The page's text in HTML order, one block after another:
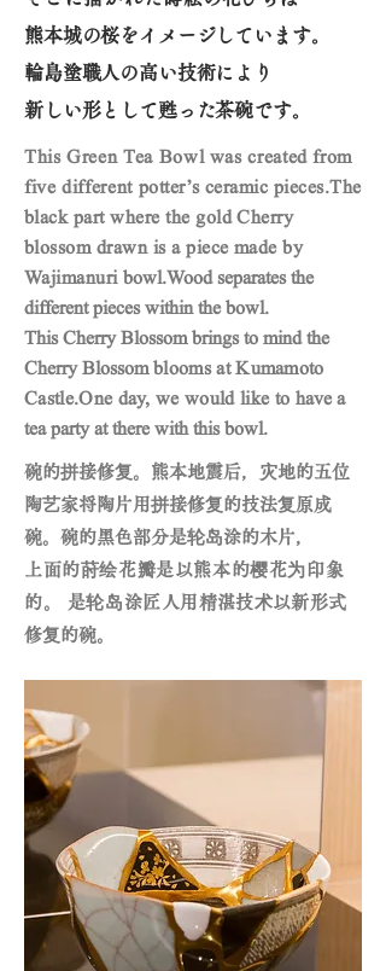
熊本城の桜をイメージしています。
輪島塗職人の高い技術により
新しい形として甦った茶碗です。
This Green Tea Bowl was created from
five different potter’s ceramic pieces.The
black part where the gold Cherry
blossom drawn is a piece made by
Wajimanuribowl.Wood separates the
different pieces within the bowl.
This Cherry Blossom brings to mind the
Cherry Blossom blooms at Kumamoto
Castle.One day, we would like to have a
tea party at there with this bowl.
碗的拼接修复。 熊本地震后， 灾地的五位
陶艺家将陶片用拼接修复的技法复原成
碗。碗的黑色部分是轮岛涂的木片，
上面的莳绘花瓣是以熊本的樱花为印象
的。 是轮岛涂匠人 用精湛技术以新形式
修复的碗。